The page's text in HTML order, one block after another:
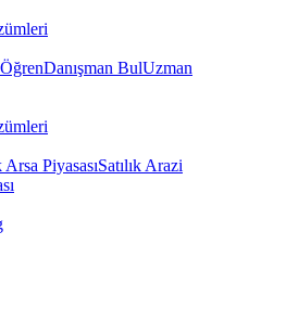
Danışman BulUzman
Arsa PiyasasıSatılık Arazi